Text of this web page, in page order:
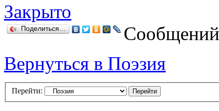
Закрыто
Поделиться…
Вернуться в Поэзия
Перейти: